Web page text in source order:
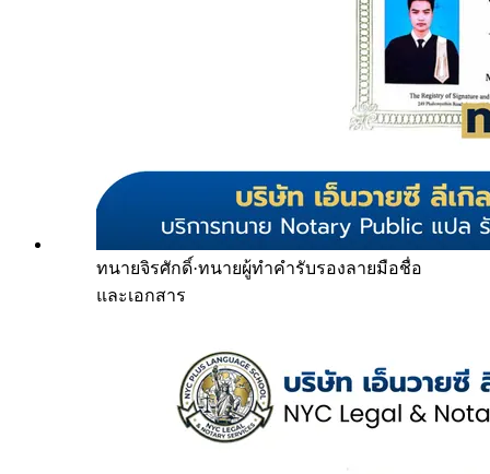
ทนายจิรศักดิ์·ทนายผู้ทำคำรับรองลายมือชื่อ
และเอกสาร